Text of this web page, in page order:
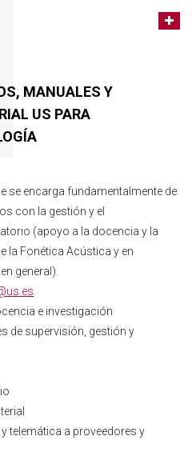
MANUALES Y
US PARA
se encarga fundamentalmente de
con la gestión y el
(apoyo a la docencia y la
la Fonética Acústica y en
general).
e investigación
de supervisión, gestión y
telemática a proveedores y